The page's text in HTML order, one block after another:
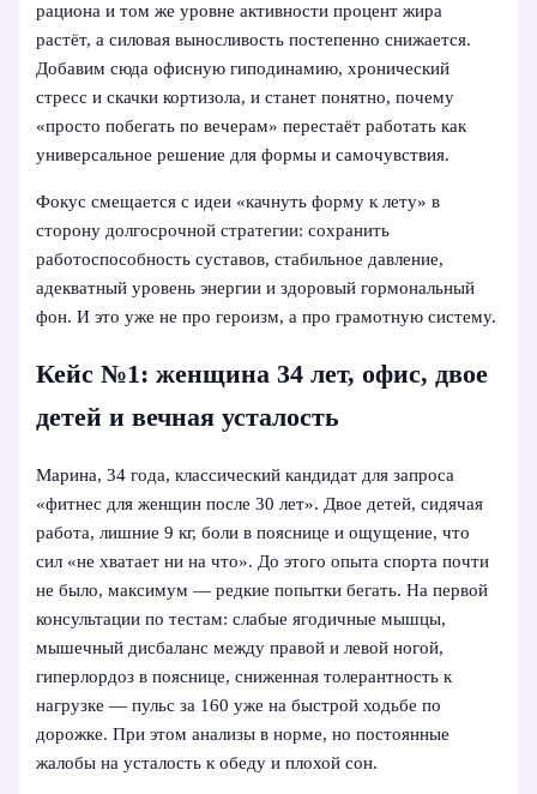
рациона и том же уровне активности процент жира
растёт, а силовая выносливость постепенно снижается.
Добавим сюда офисную гиподинамию, хронический
стресс и скачки кортизола, и станет понятно, почему
«просто побегать по вечерам» перестаёт работать как
универсальное решение для формы и самочувствия.
Фокус смещается с идеи «качнуть форму к лету» в
сторону долгосрочной стратегии: сохранить
работоспособность суставов, стабильное давление,
адекватный уровень энергии и здоровый гормональный
фон. И это уже не про героизм, а про грамотную систему.
Кейс №1: женщина 34 лет, офис, двое
детей и вечная усталость
Марина, 34 года, классический кандидат для запроса
«фитнес для женщин после 30 лет». Двое детей, сидячая
работа, лишние 9 кг, боли в пояснице и ощущение, что
сил «не хватает ни на что». До этого опыта спорта почти
не было, максимум — редкие попытки бегать. На первой
консультации по тестам: слабые ягодичные мышцы,
мышечный дисбаланс между правой и левой ногой,
гиперлордоз в пояснице, сниженная толерантность к
нагрузке — пульс за 160 уже на быстрой ходьбе по
дорожке. При этом анализы в норме, но постоянные
жалобы на усталость к обеду и плохой сон.